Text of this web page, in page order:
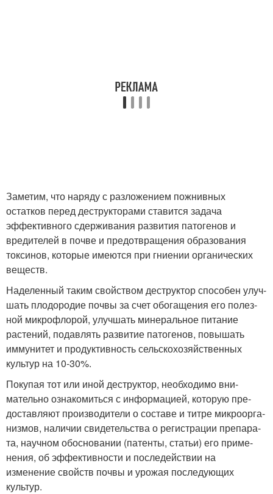
Заметим, что наряду с разло­жением пожнивных
остатков перед деструкторами ставит­ся задача
эффективного сдер­живания развития патогенов и
вредителей в почве и пре­дотвращения образования
токсинов, которые имеются при гниении органических
веществ.
Наделенный таким свойством деструктор способен улуч­
шать плодородие почвы за счет обогащения его полез­
ной микрофлорой, улучшать минеральное питание
расте­ний, подавлять развитие патогенов, повышать
имму­нитет и продуктивность сель­скохозяйственных
культур на 10-30%.
Покупая тот или иной деструктор, необходимо вни­
мательно ознакомиться с информацией, которую пре­
доставляют производители о составе и титре микроорга­
низмов, наличии свидетель­ства о регистрации препара­
та, научном обосновании (патенты, статьи) его приме­
нения, об эффективности и последействии на
изменение свойств почвы и урожая последующих
культур.